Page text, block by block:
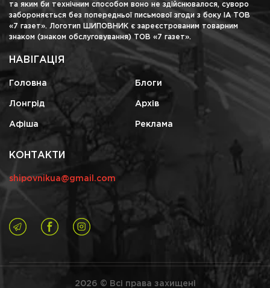
та яким би технічним способом воно не здійснювалося, суворо
забороняється без попередньої письмової згоди з боку ІА ТОВ
«7 газет». Логотип ШИПОВНИК є зареєстрованим товарним
знаком (знаком обслуговування) ТОВ «7 газет».
НАВІГАЦІЯ
Головна Блоги
Лонгрід Архів
Афіша Реклама
КОНТАКТИ
shipovnikua@gmail.com
2026 © Всі права захищені